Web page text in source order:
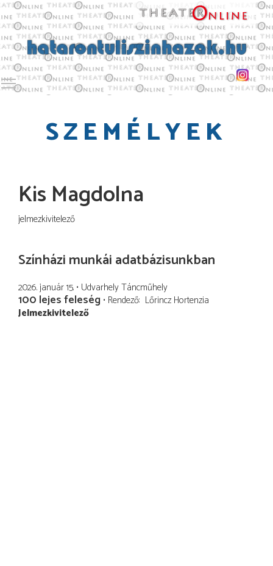
Toggle main menu visibility
SZEMÉLYEK
Kis Magdolna
jelmezkivitelező
Színházi munkái adatbázisunkban
2026. január 15. Udvarhely Táncműhely
100 lejes feleség Rendező Lőrincz Hortenzia
Jelmezkivitelező